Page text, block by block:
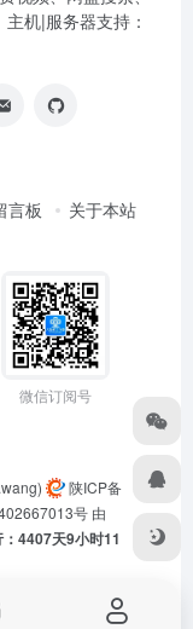
机|服务器支持：
言板 关于本站
微信订阅号
陕ICP备
号由
4407天9小时11